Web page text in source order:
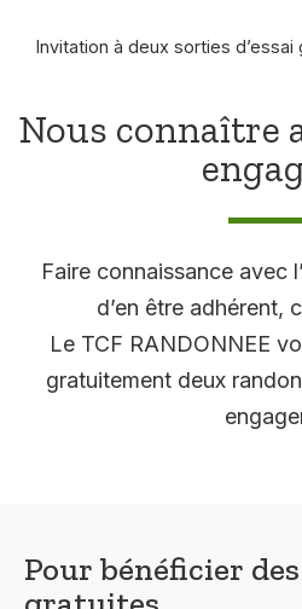
Invitation à deux sorties d’essai
Nous connaître
Faire connaissance avec
d’en être adhérent,
Le TCF RANDONNEE
gratuitement deux
Pour bénéficier